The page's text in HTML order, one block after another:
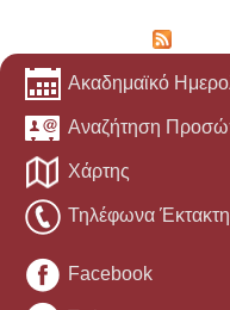
Ακαδημαϊκό
Αναζήτηση
Χάρτης
Τηλέφωνα
Facebook